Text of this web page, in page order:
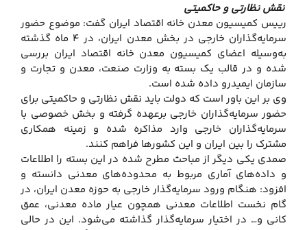
نقش نظارتی و حاکمیتی
رییس کمیسیون معدن خانه اقتصاد ایران گفت: موضوع حضور
سرمایه‌گذاران خارجی در بخش معدن ایران، در ۴ ماه گذشته
به‌وسیله اعضای کمیسیون معدن خانه اقتصاد ایران بررسی
شده و در قالب یک بسته به وزارت صنعت، معدن و تجارت و
سازمان ایمیدرو داده شده است.
وی بر این باور است که دولت باید نقش نظارتی و حاکمیتی برای
حضور سرمایه‌گذاران خارجی برعهده گرفته و بخش خصوصی با
سرمایه‌گذاران خارجی وارد مذاکره شده و زمینه همکاری
مشترک را بین ایران و این کشورها فراهم کنند.
صمدی یکی دیگر از مباحث مطرح شده در این بسته را اطلاعات
و داده‌های آماری مربوط به محدوده‌های معدنی دانسته و
افزود: هنگام ورود سرمایه‌گذار خارجی به حوزه معدن ایران، در
گام نخست اطلاعات معدنی همچون عیار ماده معدنی، عمق
کانی و… در اختیار سرمایه‌گذار گذاشته می‌شود. این در حالی